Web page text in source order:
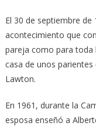
El 30 de septiembre
acontecimiento que
pareja como para toda
casa de unos
Lawton.
En 1961, durante la
esposa enseñó a